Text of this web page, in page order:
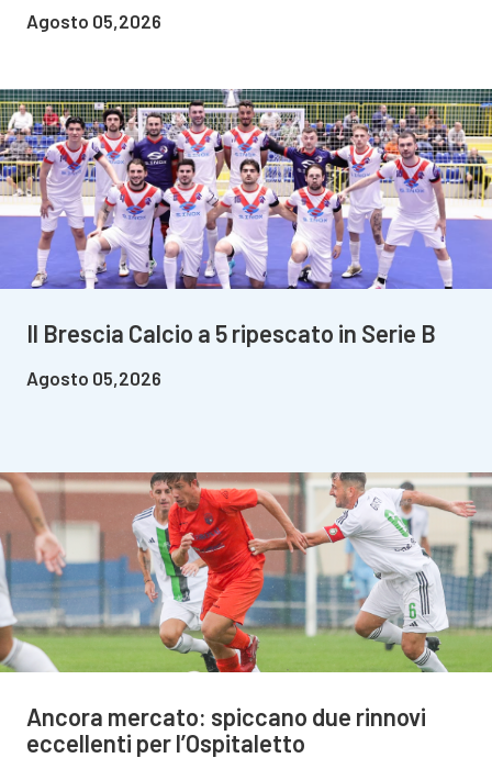
Agosto 05,2026
Il Brescia Calcio a 5 ripescato in Serie B
Agosto 05,2026
Ancora mercato: spiccano due rinnovi
eccellenti per l’Ospitaletto